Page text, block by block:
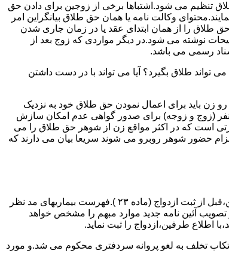
تنظیم می شود.اشتباها برخی از زوجین برای دادن حق
وکالت نامه یا همان حق طلاق بیانگراین امر
حق طلاق را از همان ابتدای عقد یا در زمان جاری شدن
نوشته می شود.در دیگر مواردی که زوج بعد از
رسمی می باشد.
طلاق بگیرد؟ آیا می تواند با در دست داشتن
رو زن باید برای اعمال نمودن حق طلاق خود به نزدیک
نفر (زوج و زوجه) برای صدور گواهی عدم امکان سازش
است که در اکثر مواقع زن از شوهر حق طلاق را می
حضور شوهر روبرو می شوند سریعا بیان می دارند که
مطالبه و اخذ گواهی پزشکی معتبر مبنی بر عدم اعتیاد به مواد مخدر و عدم ابتلا به بیماریهای مسری ( سیفلیس،تالاسمی و..) و نیز واکسیناسیون زوجین،قبل از ثبت ازدواج (ماده ۲۳ ).فهرست بیماریهای مد نظر
آئین نامه جدید موارد مبهم را مشخص خواهد
اطلاع طرفین،ازدواج را ثبت نماید.
تخلف به لغو پروانه سردفتری محکوم می شد.و مورد